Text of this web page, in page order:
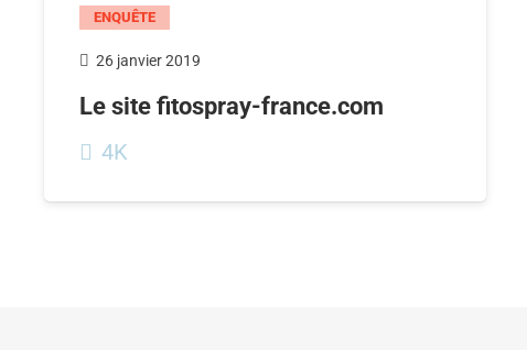
ENQUÊTE
26 janvier 2019
Le site fitospray-france.com
4K